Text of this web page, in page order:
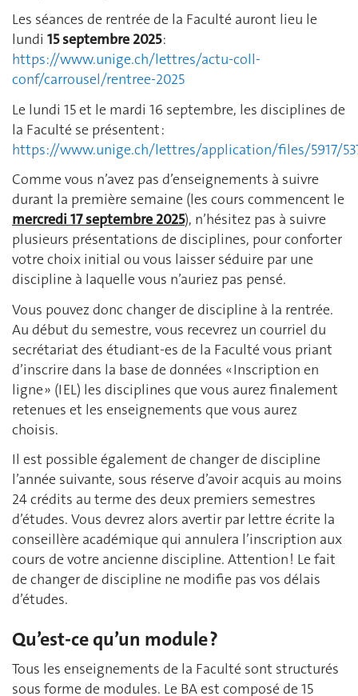
Les séances de rentrée de la Faculté auront lieu le
lundi 15 septembre 2025:
https://www.unige.ch/lettres/actu-coll-
conf/carrousel/rentree-2025
Le lundi 15 et le mardi 16 septembre, les disciplines de
la Faculté se présentent :
https://www.unige.ch/lettres/application/files/5917/
Comme vous n’avez pas d’enseignements à suivre
durant la première semaine (les cours commencent le
mercredi 17 septembre 2025), n’hésitez pas à suivre
plusieurs présentations de disciplines, pour conforter
votre choix initial ou vous laisser séduire par une
discipline à laquelle vous n’auriez pas pensé.
Vous pouvez donc changer de discipline à la rentrée.
Au début du semestre, vous recevrez un courriel du
secrétariat des étudiant-es de la Faculté vous priant
d’inscrire dans la base de données « Inscription en
ligne » (IEL) les disciplines que vous aurez finalement
retenues et les enseignements que vous aurez
choisis.
Il est possible également de changer de discipline
l’année suivante, sous réserve d’avoir acquis au moins
24 crédits au terme des deux premiers semestres
d’études. Vous devrez alors avertir par lettre écrite la
conseillère académique qui annulera l’inscription aux
cours de votre ancienne discipline. Attention ! Le fait
de changer de discipline ne modifie pas vos délais
d’études.
Qu’est-ce qu’un module ?
Tous les enseignements de la Faculté sont structurés
sous forme de modules. Le BA est composé de 15